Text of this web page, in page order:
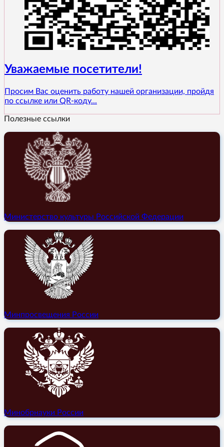
Уважаемые посетители!
Просим Вас оценить работу нашей организации, пройдя
по ссылке или QR-коду...
Полезные ссылки
Министерство культуры Российской Федерации
Минпросвещения России
Минобрнауки России